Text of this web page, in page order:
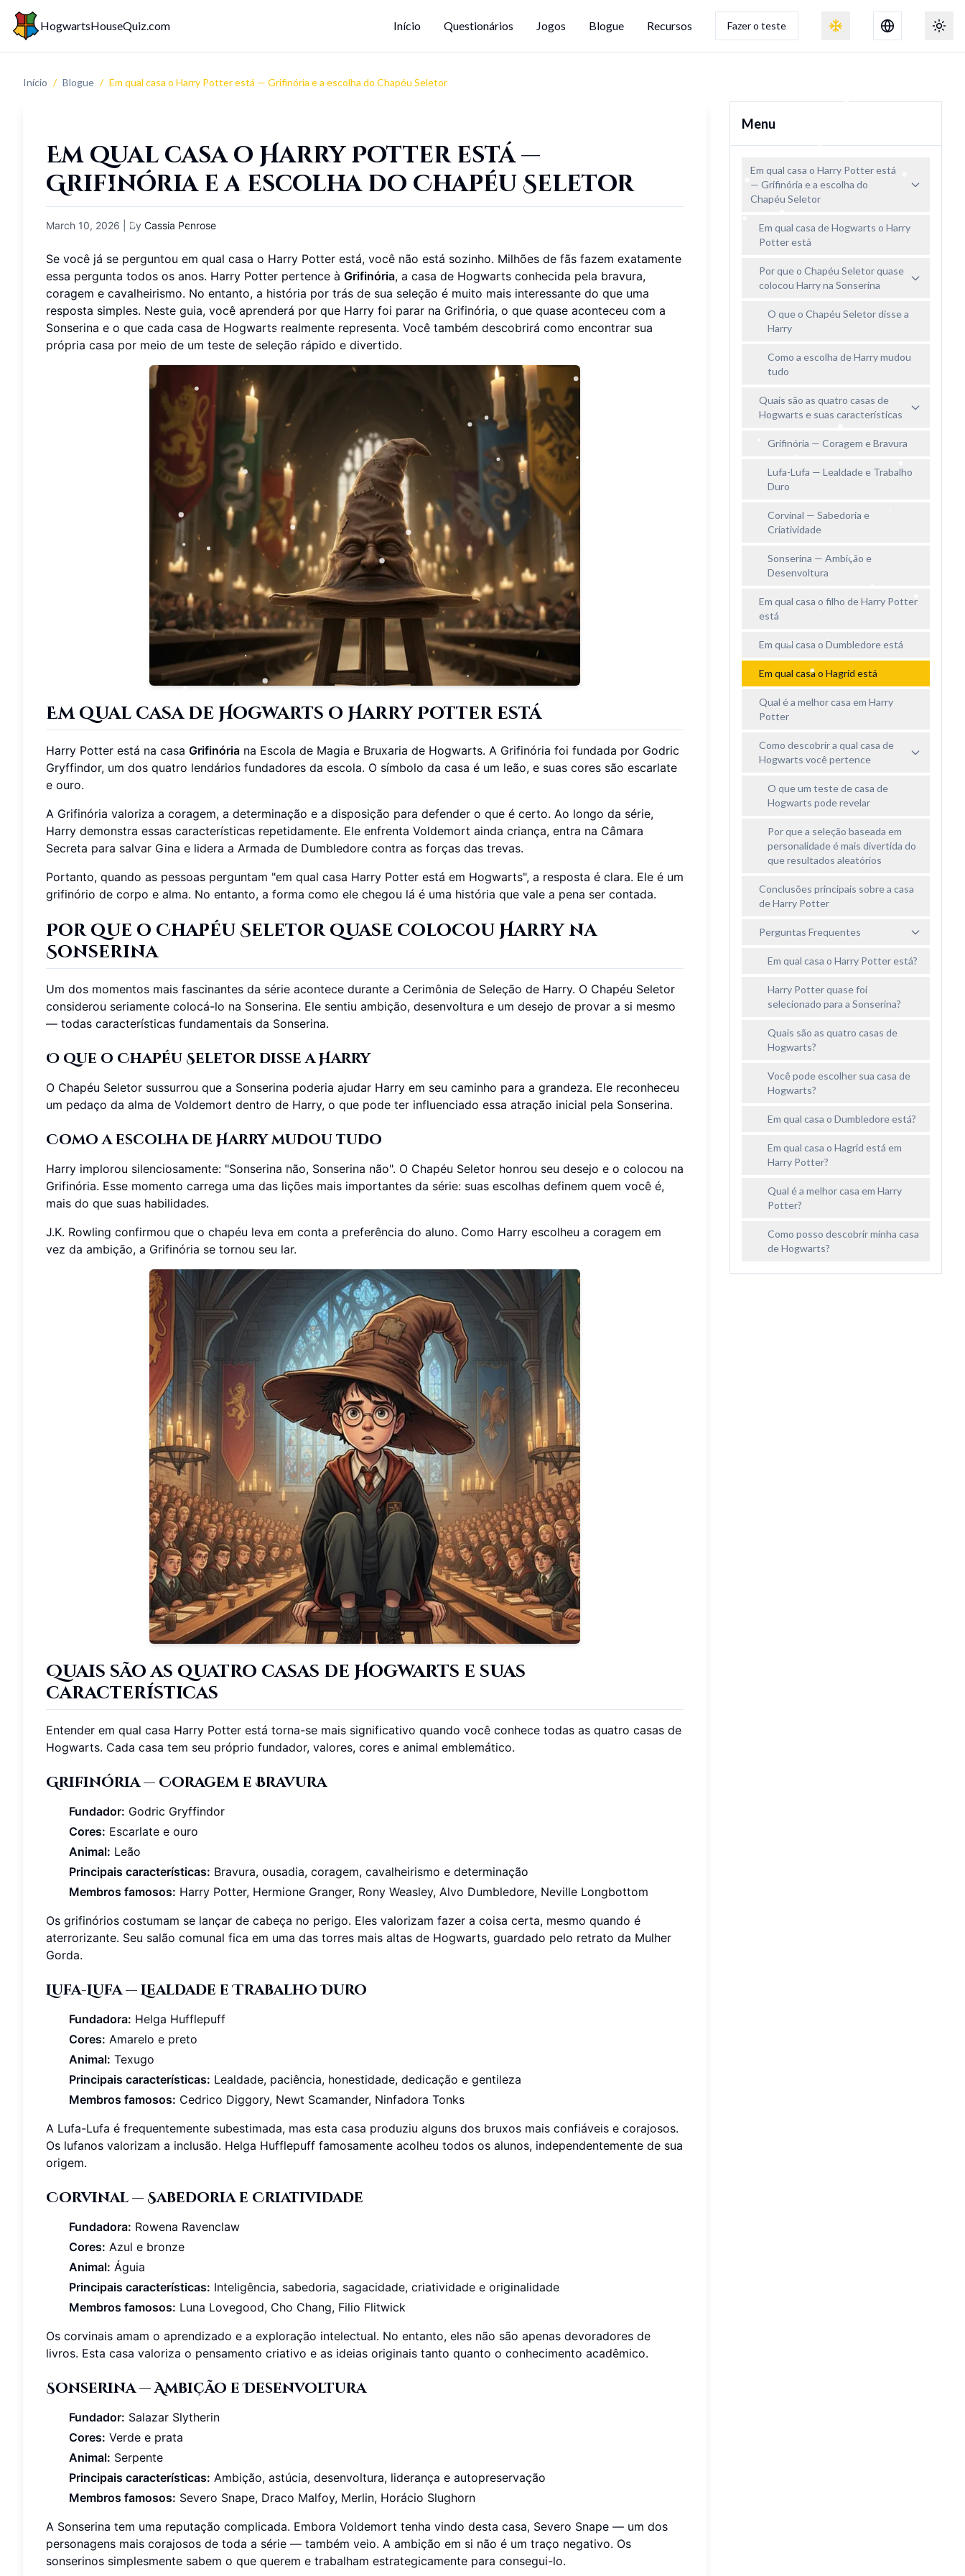
HogwartsHouseQuiz.com Início Questionários Jogos Blogue Recursos Fazer o teste Alternar efeito de neve
Início / Blogue / Em qual casa o Harry Potter está — Grifinória e a escolha do Chapéu Seletor
Em qual casa o Harry Potter está —
Grifinória e a escolha do Chapéu Seletor
March 10, 2026 | By Cassia Penrose
Se você já se perguntou em qual casa o Harry Potter está, você não está sozinho. Milhões de fãs fazem exatamente
essa pergunta todos os anos. Harry Potter pertence à Grifinória, a casa de Hogwarts conhecida pela bravura,
coragem e cavalheirismo. No entanto, a história por trás de sua seleção é muito mais interessante do que uma
resposta simples. Neste guia, você aprenderá por que Harry foi parar na Grifinória, o que quase aconteceu com a
Sonserina e o que cada casa de Hogwarts realmente representa. Você também descobrirá como encontrar sua
própria casa por meio de um teste de seleção rápido e divertido.
Em qual casa de Hogwarts o Harry Potter está
Harry Potter está na casa Grifinória na Escola de Magia e Bruxaria de Hogwarts. A Grifinória foi fundada por Godric
Gryffindor, um dos quatro lendários fundadores da escola. O símbolo da casa é um leão, e suas cores são escarlate
e ouro.
A Grifinória valoriza a coragem, a determinação e a disposição para defender o que é certo. Ao longo da série,
Harry demonstra essas características repetidamente. Ele enfrenta Voldemort ainda criança, entra na Câmara
Secreta para salvar Gina e lidera a Armada de Dumbledore contra as forças das trevas.
Portanto, quando as pessoas perguntam "em qual casa Harry Potter está em Hogwarts", a resposta é clara. Ele é um
grifinório de corpo e alma. No entanto, a forma como ele chegou lá é uma história que vale a pena ser contada.
Por que o Chapéu Seletor quase colocou Harry na
Sonserina
Um dos momentos mais fascinantes da série acontece durante a Cerimônia de Seleção de Harry. O Chapéu Seletor
considerou seriamente colocá-lo na Sonserina. Ele sentiu ambição, desenvoltura e um desejo de provar a si mesmo
— todas características fundamentais da Sonserina.
O que o Chapéu Seletor disse a Harry
O Chapéu Seletor sussurrou que a Sonserina poderia ajudar Harry em seu caminho para a grandeza. Ele reconheceu
um pedaço da alma de Voldemort dentro de Harry, o que pode ter influenciado essa atração inicial pela Sonserina.
Como a escolha de Harry mudou tudo
Harry implorou silenciosamente: "Sonserina não, Sonserina não". O Chapéu Seletor honrou seu desejo e o colocou na
Grifinória. Esse momento carrega uma das lições mais importantes da série: suas escolhas definem quem você é,
mais do que suas habilidades.
J.K. Rowling confirmou que o chapéu leva em conta a preferência do aluno. Como Harry escolheu a coragem em
vez da ambição, a Grifinória se tornou seu lar.
Quais são as quatro casas de Hogwarts e suas
características
Entender em qual casa Harry Potter está torna-se mais significativo quando você conhece todas as quatro casas de
Hogwarts. Cada casa tem seu próprio fundador, valores, cores e animal emblemático.
Grifinória — Coragem e Bravura
Fundador: Godric Gryffindor
Cores: Escarlate e ouro
Animal: Leão
Principais características: Bravura, ousadia, coragem, cavalheirismo e determinação
Membros famosos: Harry Potter, Hermione Granger, Rony Weasley, Alvo Dumbledore, Neville Longbottom
Os grifinórios costumam se lançar de cabeça no perigo. Eles valorizam fazer a coisa certa, mesmo quando é
aterrorizante. Seu salão comunal fica em uma das torres mais altas de Hogwarts, guardado pelo retrato da Mulher
Gorda.
Lufa-Lufa — Lealdade e Trabalho Duro
Fundadora: Helga Hufflepuff
Cores: Amarelo e preto
Animal: Texugo
Principais características: Lealdade, paciência, honestidade, dedicação e gentileza
Membros famosos: Cedrico Diggory, Newt Scamander, Ninfadora Tonks
A Lufa-Lufa é frequentemente subestimada, mas esta casa produziu alguns dos bruxos mais confiáveis e corajosos.
Os lufanos valorizam a inclusão. Helga Hufflepuff famosamente acolheu todos os alunos, independentemente de sua
origem.
Corvinal — Sabedoria e Criatividade
Fundadora: Rowena Ravenclaw
Cores: Azul e bronze
Animal: Águia
Principais características: Inteligência, sabedoria, sagacidade, criatividade e originalidade
Membros famosos: Luna Lovegood, Cho Chang, Filio Flitwick
Os corvinais amam o aprendizado e a exploração intelectual. No entanto, eles não são apenas devoradores de
livros. Esta casa valoriza o pensamento criativo e as ideias originais tanto quanto o conhecimento acadêmico.
Sonserina — Ambição e Desenvoltura
Fundador: Salazar Slytherin
Cores: Verde e prata
Animal: Serpente
Principais características: Ambição, astúcia, desenvoltura, liderança e autopreservação
Membros famosos: Severo Snape, Draco Malfoy, Merlin, Horácio Slughorn
A Sonserina tem uma reputação complicada. Embora Voldemort tenha vindo desta casa, Severo Snape — um dos
personagens mais corajosos de toda a série — também veio. A ambição em si não é um traço negativo. Os
sonserinos simplesmente sabem o que querem e trabalham estrategicamente para consegui-lo.
Menu
Em qual casa o Harry Potter está
— Grifinória e a escolha do
Chapéu Seletor
Em qual casa de Hogwarts o Harry
Potter está
Por que o Chapéu Seletor quase
colocou Harry na Sonserina
O que o Chapéu Seletor disse a
Harry
Como a escolha de Harry mudou
tudo
Quais são as quatro casas de
Hogwarts e suas características
Grifinória — Coragem e Bravura
Lufa-Lufa — Lealdade e Trabalho
Duro
Corvinal — Sabedoria e
Criatividade
Sonserina — Ambição e
Desenvoltura
Em qual casa o filho de Harry Potter
está
Em qual casa o Dumbledore está
Em qual casa o Hagrid está
Qual é a melhor casa em Harry
Potter
Como descobrir a qual casa de
Hogwarts você pertence
O que um teste de casa de
Hogwarts pode revelar
Por que a seleção baseada em
personalidade é mais divertida do
que resultados aleatórios
Conclusões principais sobre a casa
de Harry Potter
Perguntas Frequentes
Em qual casa o Harry Potter está?
Harry Potter quase foi
selecionado para a Sonserina?
Quais são as quatro casas de
Hogwarts?
Você pode escolher sua casa de
Hogwarts?
Em qual casa o Dumbledore está?
Em qual casa o Hagrid está em
Harry Potter?
Qual é a melhor casa em Harry
Potter?
Como posso descobrir minha casa
de Hogwarts?